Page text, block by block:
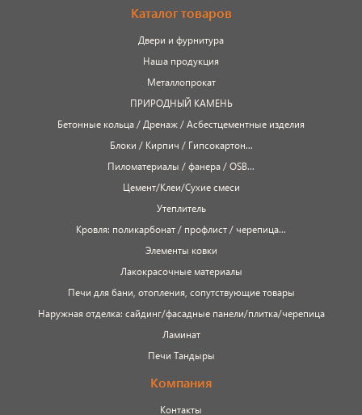
Каталог товаров
Двери и фурнитура
Наша продукция
Металлопрокат
ПРИРОДНЫЙ КАМЕНЬ
Бетонные кольца / Дренаж / Асбестцементные изделия
Блоки / Кирпич / Гипсокартон...
Пиломатериалы / фанера / OSB...
Цемент/Клеи/Сухие смеси
Утеплитель
Кровля: поликарбонат / профлист / черепица...
Элементы ковки
Лакокрасочные материалы
Печи для бани, отопления, сопутствующие товары
Наружная отделка: сайдинг/фасадные панели/плитка/черепица
Ламинат
Печи Тандыры
Компания
Контакты